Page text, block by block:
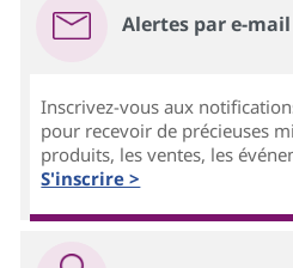
Alertes par e-mail
Inscrivez-vous aux
pour recevoir de précieuses
produits, les ventes, les
S'inscrire >